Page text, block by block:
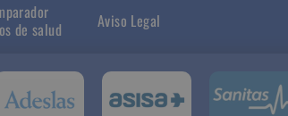
de salud
Aviso Legal